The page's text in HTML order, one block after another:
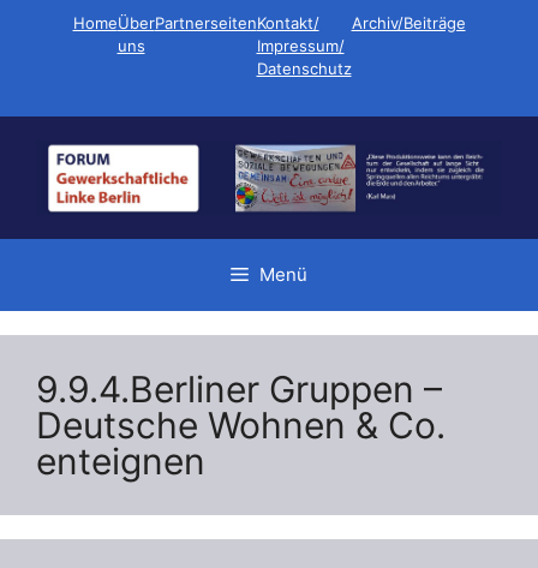
HomeÜber
uns
PartnerseitenKontakt/
Impressum/
Datenschutz
Archiv/Beiträge
Menü
9.9.4.Berliner Gruppen –
Deutsche Wohnen & Co.
enteignen